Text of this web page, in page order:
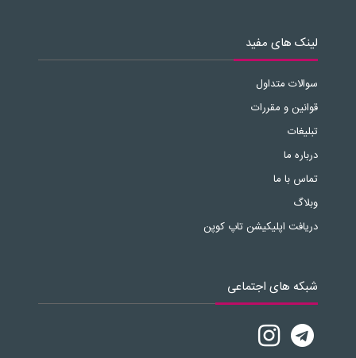
لینک های مفید
سوالات متداول
قوانین و مقررات
تبلیغات
درباره ما
تماس با ما
وبلاگ
دریافت اپلیکیشن تاپ کوپن
شبکه های اجتماعی